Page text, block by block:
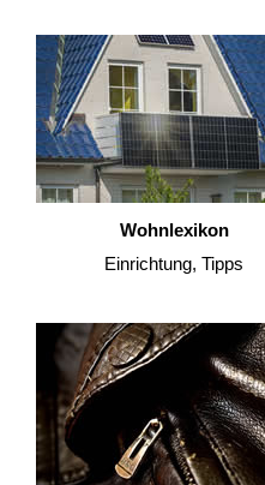
Wohnlexikon
Einrichtung, Tipps